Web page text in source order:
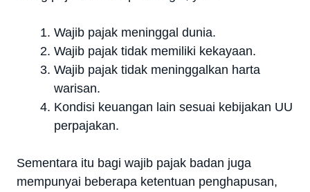
Wajib pajak meninggal dunia.
Wajib pajak tidak memiliki kekayaan.
Wajib pajak tidak meninggalkan harta
warisan.
Kondisi keuangan lain sesuai kebijakan UU
perpajakan.
Sementara itu bagi wajib pajak badan juga
mempunyai beberapa ketentuan penghapusan,